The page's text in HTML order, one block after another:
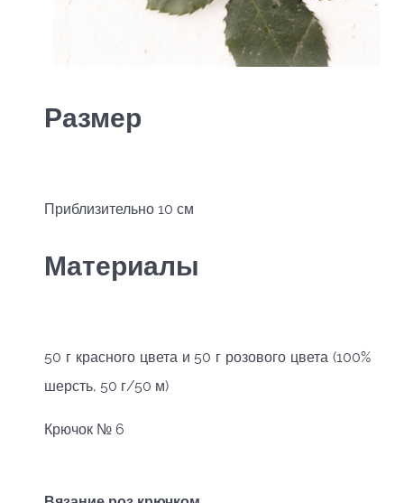
Размер
Приблизительно 10 см
Материалы
50 г красного цвета и 50 г розового цвета (100%
шерсть, 50 г/50 м)
Крючок № 6